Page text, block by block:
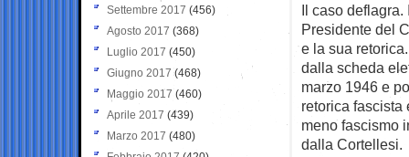
Il caso
Presidente del
e la sua
dalla scheda
marzo 1946 e
retorica fascista
meno fascismo
dalla Cortellesi.
Settembre 2017 (456)
Agosto 2017 (368)
Luglio 2017 (450)
Giugno 2017 (468)
Maggio 2017 (460)
Aprile 2017 (439)
Marzo 2017 (480)